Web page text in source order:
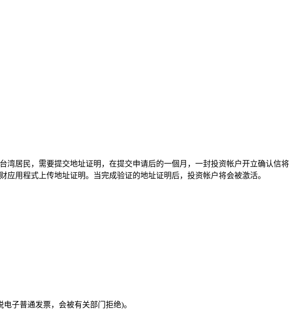
湾居民，需要提交地址证明，在提交申请后的一個月，一封投资帐户开立确认信将
用程式上传地址证明。当完成验证的地址证明后，投资帐户将会被激活。
子普通发票，会被有关部门拒绝)。